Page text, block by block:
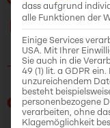
GOBLINGTON
dass aufgrund
alle Funktionen der
Einige Services
USA. Mit Ihrer
Sie auch in die
49 (1) lit. a GDPR
unzureichendem
besteht
personenbezogene
verarbeiten, ohne
Klagemöglichkeit